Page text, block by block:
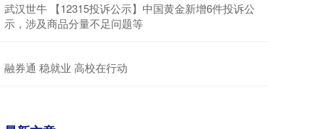
武汉世牛 【12315投诉公示】中国黄金新增6件投诉公
示，涉及商品分量不足问题等
融券通 稳就业 高校在行动